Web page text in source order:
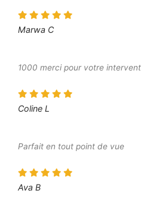
Marwa C
1000 merci pour votre
Coline L
Parfait en tout point de vue
Ava B